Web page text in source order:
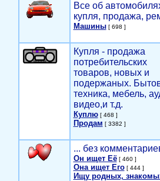
Все об
купля, продажа,
Машины[ 698 ]
Купля - продажа
потребительских
товаров, новых и
подержаных.
техника, мебель,
видео,и т.д.
Куплю[ 468 ]
Продам [ 3382 ]
... без
Он ищет Её[ 460 ]
Она ищет Его[ 444 ]
Ищу родных,